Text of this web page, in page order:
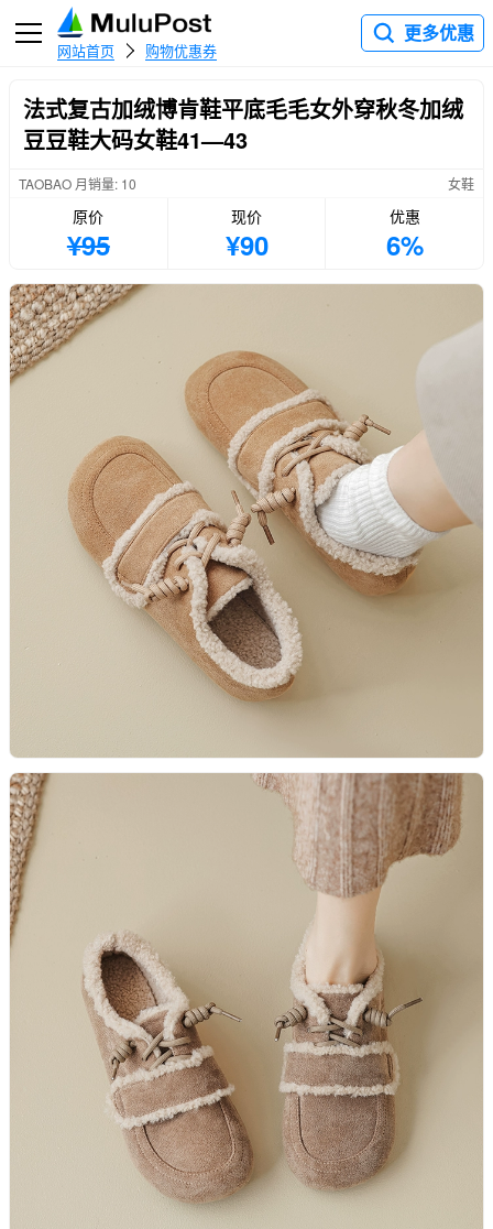
网站首页 购物优惠券
更多优惠
法式复古加绒博肯鞋平底毛毛女外穿秋冬加绒
豆豆鞋大码女鞋41—43
TAOBAO 月销量: 10 女鞋
原价
¥95
现价
¥90
优惠
6%